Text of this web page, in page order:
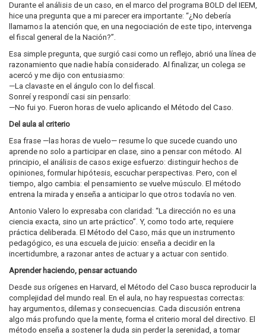
Durante el análisis de un caso, en el marco del programa BOLD del IEEM,
hice una pregunta que a mi parecer era importante: “¿No debería
llamarnos la atención que, en una negociación de este tipo, intervenga
el fiscal general de la Nación?”.
Esa simple pregunta, que surgió casi como un reflejo, abrió una línea de
razonamiento que nadie había considerado. Al finalizar, un colega se
acercó y me dijo con entusiasmo:
—La clavaste en el ángulo con lo del fiscal.
Sonreí y respondí casi sin pensarlo:
—No fui yo. Fueron horas de vuelo aplicando el Método del Caso.
Del aula al criterio
Esa frase —las horas de vuelo— resume lo que sucede cuando uno
aprende no solo a participar en clase, sino a pensar con método. Al
principio, el análisis de casos exige esfuerzo: distinguir hechos de
opiniones, formular hipótesis, escuchar perspectivas. Pero, con el
tiempo, algo cambia: el pensamiento se vuelve músculo. El método
entrena la mirada y enseña a anticipar lo que otros todavía no ven.
Antonio Valero lo expresaba con claridad: “La dirección no es una
ciencia exacta, sino un arte práctico”. Y, como todo arte, requiere
práctica deliberada. El Método del Caso, más que un instrumento
pedagógico, es una escuela de juicio: enseña a decidir en la
incertidumbre, a razonar antes de actuar y a actuar con sentido.
Aprender haciendo, pensar actuando
Desde sus orígenes en Harvard, el Método del Caso busca reproducir la
complejidad del mundo real. En el aula, no hay respuestas correctas:
hay argumentos, dilemas y consecuencias. Cada discusión entrena
algo más profundo que la mente, forma el criterio moral del directivo. El
método enseña a sostener la duda sin perder la serenidad, a tomar